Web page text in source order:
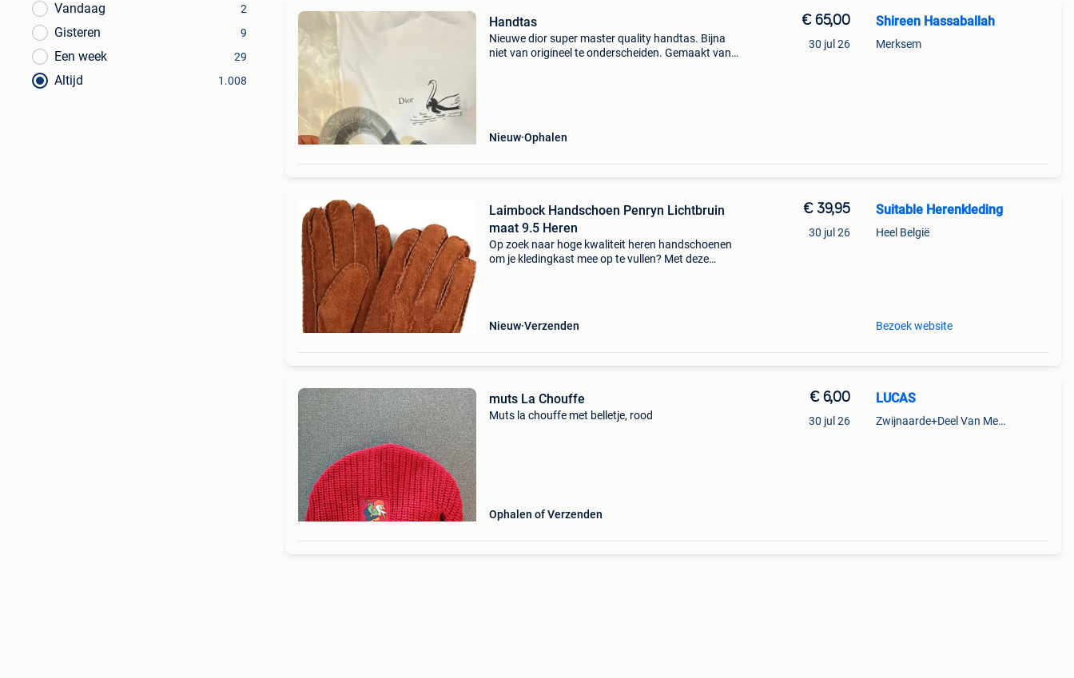
Vandaag
2
Gisteren 9
Een week 29
Altijd 1.008
Handtas
Nieuwe dior super master quality handtas. Bijna
niet van origineel te onderscheiden. Gemaakt van
Nieuw Ophalen
€ 65,00
30 jul 26
Shireen Hassaballah
Merksem
Laimbock Handschoen Penryn Lichtbruin
maat 9.5 Heren
Op zoek naar hoge kwaliteit heren handschoenen
om je kledingkast mee op te vullen? Met deze
Nieuw Verzenden
€ 39,95
30 jul 26
Suitable Herenkleding
Heel België
Bezoek website
muts La Chouffe
Muts la chouffe met belletje, rood
Ophalen of Verzenden
€ 6,00
30 jul 26
LUCAS
Zwijnaarde+Deel Van Merelbeke